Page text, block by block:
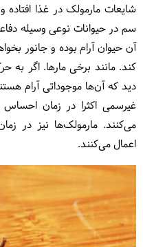
شایعات مارمولک در غذا
سم در حیوانات نوعی وسیله
آن حیوان آرام بوده و جانور
کند. مانند برخی مارها. اگر به
دید که آن‌ها موجوداتی آرام
غیرسمی اکثرا در زمان
می‌کنند. مارمولک‌ها نیز در
اعمال می‌کنند.